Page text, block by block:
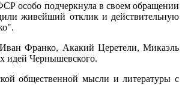
особо подчеркнула в своем обращении
живейший отклик и действительную
Франко, Акакий Церетели, Микаэль
идей Чернышевского.
общественной мысли и литературы с